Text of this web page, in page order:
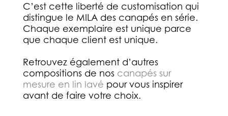
C’est cette liberté de customisation qui
distingue le MILA des canapés en série.
Chaque exemplaire est unique parce
que chaque client est unique.
Retrouvez également d’autres
compositions de nos canapés sur
mesure en lin lavé pour vous inspirer
avant de faire votre choix.